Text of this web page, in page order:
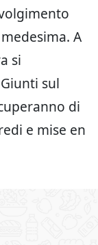
A
si
sul
di
e mise en